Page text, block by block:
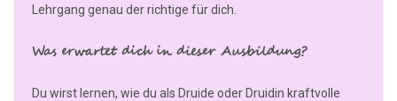
Lehrgang genau der richtige für dich.
Was erwartet dich in dieser Ausbildung?
Du wirst lernen, wie du als Druide oder Druidin kraftvolle